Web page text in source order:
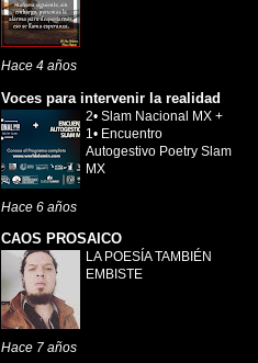
Hace 4 años
Voces para intervenir la realidad
2• Slam Nacional MX +
1• Encuentro
Autogestivo Poetry Slam
MX
Hace 6 años
CAOS PROSAICO
LA POESÍA TAMBIÉN
EMBISTE
Hace 7 años